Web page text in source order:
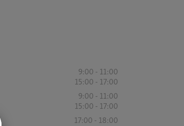
9:00 - 11:00
15:00 - 17:00
9:00 - 11:00
15:00 - 17:00
17:00 - 18:00